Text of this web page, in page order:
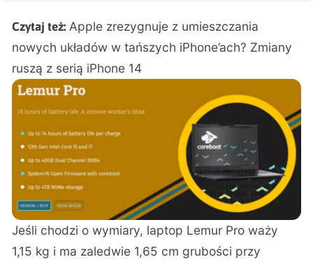
Czytaj też: Apple zrezygnuje z umieszczania
nowych układów w tańszych iPhone’ach? Zmiany
ruszą z serią iPhone 14
Jeśli chodzi o wymiary, laptop Lemur Pro waży
1,15 kg i ma zaledwie 1,65 cm grubości przy